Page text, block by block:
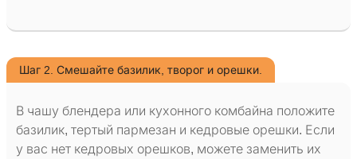
Шаг 2. Смешайте базилик, творог и орешки.
В чашу блендера или кухонного комбайна положите
базилик, тертый пармезан и кедровые орешки. Если
у вас нет кедровых орешков, можете заменить их